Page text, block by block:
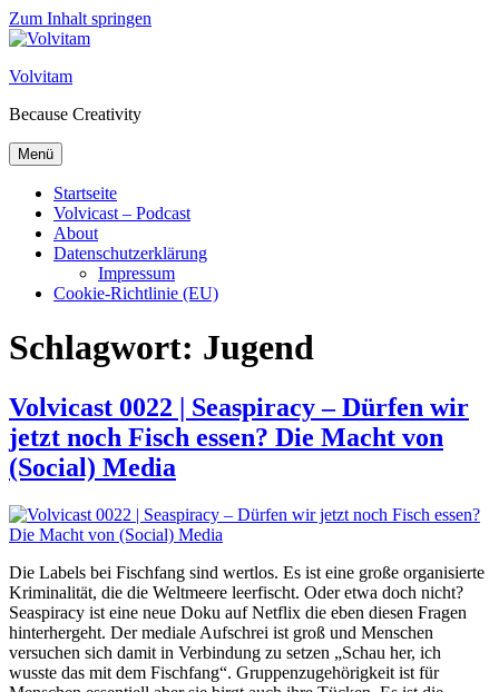
Zum Inhalt springen
Volvitam
Because Creativity
Menü
Startseite
Volvicast – Podcast
About
Datenschutzerklärung
Impressum
Cookie-Richtlinie (EU)
Schlagwort: Jugend
Volvicast 0022 | Seaspiracy – Dürfen wir
jetzt noch Fisch essen? Die Macht von
(Social) Media
Die Labels bei Fischfang sind wertlos. Es ist eine große organisierte
Kriminalität, die die Weltmeere leerfischt. Oder etwa doch nicht?
Seaspiracy ist eine neue Doku auf Netflix die eben diesen Fragen
hinterhergeht. Der mediale Aufschrei ist groß und Menschen
versuchen sich damit in Verbindung zu setzen „Schau her, ich
wusste das mit dem Fischfang“. Gruppenzugehörigkeit ist für